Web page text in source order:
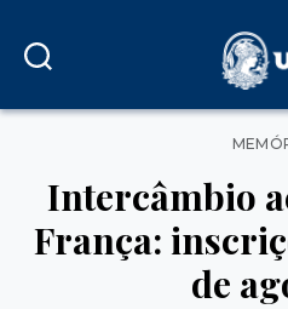
Intercâmbio
França:
de